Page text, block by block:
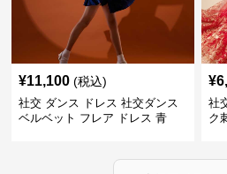
¥11,100 (税込)
社交 ダンス ドレス 社交ダンス
ベルベット フレア ドレス 青
¥
社
ク